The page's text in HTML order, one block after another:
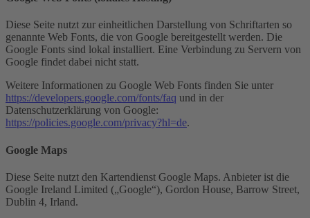
Diese Seite nutzt zur einheitlichen Darstellung von Schriftarten so
genannte Web Fonts, die von Google bereitgestellt werden. Die
Google Fonts sind lokal installiert. Eine Verbindung zu Servern von
Google findet dabei nicht statt.
Weitere Informationen zu Google Web Fonts finden Sie unter
https://developers.google.com/fonts/faq und in der
Datenschutzerklärung von Google:
https://policies.google.com/privacy?hl=de.
Google Maps
Diese Seite nutzt den Kartendienst Google Maps. Anbieter ist die
Google Ireland Limited („Google“), Gordon House, Barrow Street,
Dublin 4, Irland.